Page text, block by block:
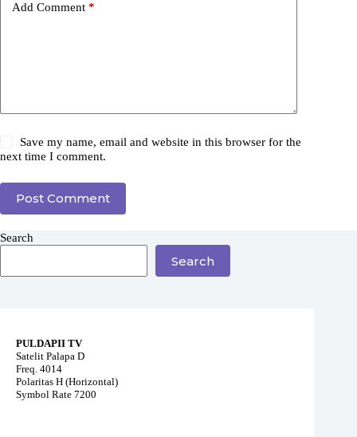
Add Comment *
Save my name, email and website in this browser for the
next time I comment.
Post Comment
Search
Search
PULDAPII TV
Satelit Palapa D
Freq. 4014
Polaritas H (Horizontal)
Symbol Rate 7200